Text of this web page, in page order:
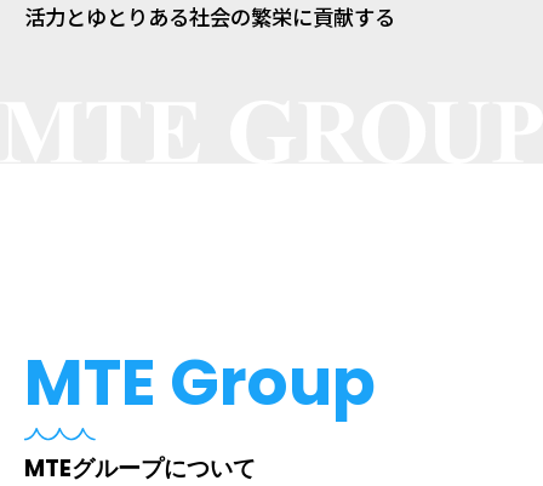
活力とゆとりある社会の繁栄に貢献する
MTE Group
MTEグループについて